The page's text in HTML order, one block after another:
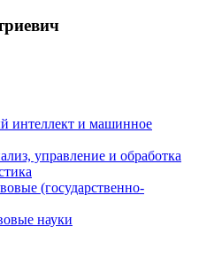
интеллект и машинное
управление и обработка
(государственно-
науки